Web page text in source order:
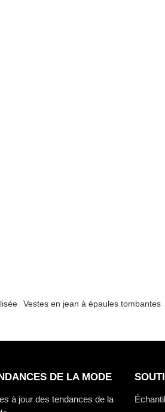
Vestes en jean à épaules tombantes
DE LA MODE
à jour des tendances de la